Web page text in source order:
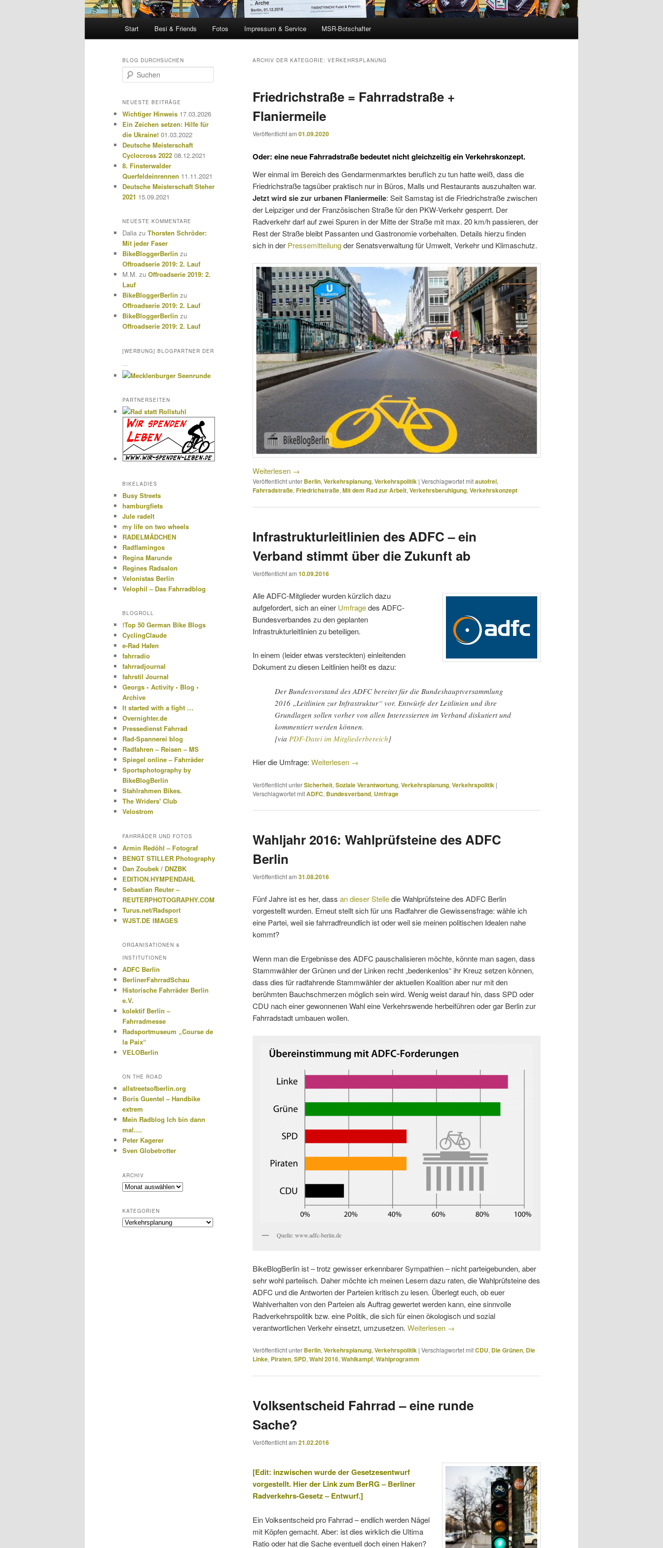
Start Besi & Friends Fotos Impressum & Service MSR-Botschafter
ARCHIV DER KATEGORIE: VERKEHRSPLANUNG
Friedrichstraße = Fahrradstraße +
Flaniermeile
Veröffentlicht am 01.09.2020
Oder: eine neue Fahrradstraße bedeutet nicht gleichzeitig ein Verkehrskonzept.
Wer einmal im Bereich des Gendarmenmarktes beruflich zu tun hatte weiß, dass die
Friedrichstraße tagsüber praktisch nur in Büros, Malls und Restaurants auszuhalten war.
Jetzt wird sie zur urbanen Flaniermeile: Seit Samstag ist die Friedrichstraße zwischen
der Leipziger und der Französischen Straße für den PKW-Verkehr gesperrt. Der
Radverkehr darf auf zwei Spuren in der Mitte der Straße mit max. 20 km/h passieren, der
Rest der Straße bleibt Passanten und Gastronomie vorbehalten. Details hierzu finden
sich in der Pressemitteilungder Senatsverwaltung für Umwelt, Verkehr und Klimaschutz.
Weiterlesen →
Veröffentlicht unter Berlin, Verkehrsplanung, Verkehrspolitik | Verschlagwortet mitautofrei,
Fahrradstraße, Friedrichstraße, Mit dem Rad zur Arbeit, Verkehrsberuhigung, Verkehrskonzept
Infrastrukturleitlinien des ADFC – ein
Verband stimmt über die Zukunft ab
Veröffentlicht am 10.09.2016
Alle ADFC-Mitglieder wurden kürzlich dazu
aufgefordert, sich an einer Umfragedes ADFC-
Bundesverbandes zu den geplanten
Infrastrukturleitlinien zu beteiligen.
In einem (leider etwas versteckten) einleitenden
Dokument zu diesen Leitlinien heißt es dazu:
Der Bundesvorstand des ADFC bereitet für die Bundeshauptversammlung
2016 „Leitlinien zur Infrastruktur“ vor. Entwürfe der Leitlinien und ihre
Grundlagen sollen vorher von allen Interessierten im Verband diskutiert und
kommentiert werden können.
[via PDF-Datei im Mitgliederbereich]
Hier die Umfrage: Weiterlesen →
Veröffentlicht unterSicherheit, Soziale Verantwortung, Verkehrsplanung, Verkehrspolitik |
Verschlagwortet mitADFC, Bundesverband, Umfrage
Wahljahr 2016: Wahlprüfsteine des ADFC
Berlin
Veröffentlicht am 31.08.2016
Fünf Jahre ist es her, dass an dieser Stelledie Wahlprüfsteine des ADFC Berlin
vorgestellt wurden. Erneut stellt sich für uns Radfahrer die Gewissensfrage: wähle ich
eine Partei, weil sie fahrradfreundlich ist oder weil sie meinen politischen Idealen nahe
kommt?
Wenn man die Ergebnisse des ADFC pauschalisieren möchte, könnte man sagen, dass
Stammwähler der Grünen und der Linken recht „bedenkenlos“ ihr Kreuz setzen können,
dass dies für radfahrende Stammwähler der aktuellen Koalition aber nur mit den
berühmten Bauchschmerzen möglich sein wird. Wenig weist darauf hin, dass SPD oder
CDU nach einer gewonnenen Wahl eine Verkehrswende herbeiführen oder gar Berlin zur
Fahrradstadt umbauen wollen.
Quelle: www.adfc-berlin.de
BikeBlogBerlin ist – trotz gewisser erkennbarer Sympathien – nicht parteigebunden, aber
sehr wohl parteiisch. Daher möchte ich meinen Lesern dazu raten, die Wahlprüfsteine des
ADFC und die Antworten der Parteien kritisch zu lesen. Überlegt euch, ob euer
Wahlverhalten von den Parteien als Auftrag gewertet werden kann, eine sinnvolle
Radverkehrspolitik bzw. eine Politik, die sich für einen ökologisch und sozial
verantwortlichen Verkehr einsetzt, umzusetzen. Weiterlesen →
Veröffentlicht unter Berlin, Verkehrsplanung, Verkehrspolitik | Verschlagwortet mitCDU, Die Grünen, Die
Linke, Piraten, SPD, Wahl 2016, Wahlkampf, Wahlprogramm
Volksentscheid Fahrrad – eine runde
Sache?
Veröffentlicht am 21.02.2016
[Edit: inzwischen wurde der Gesetzesentwurf
vorgestellt. Hier der Link zum BerRG – Berliner
Radverkehrs-Gesetz – Entwurf.]
Ein Volksentscheid pro Fahrrad – endlich werden Nägel
mit Köpfen gemacht. Aber: ist dies wirklich die Ultima
Ratio oder hat die Sache eventuell doch einen Haken?
BLOG DURCHSUCHEN
u
h
n
NEUESTE BEITRÄGE
Wichtiger Hinweis 17.03.2026
Ein Zeichen setzen: Hilfe für
die Ukraine! 01.03.2022
Deutsche Meisterschaft
Cyclocross 2022 08.12.2021
8. Finsterwalder
Querfeldeinrennen 11.11.2021
Deutsche Meisterschaft Steher
2021 15.09.2021
NEUESTE KOMMENTARE
Dalia zu Thorsten Schröder:
Mit jeder Faser
BikeBloggerBerlin zu
Offroadserie 2019: 2. Lauf
M.M. zu Offroadserie 2019: 2.
Lauf
BikeBloggerBerlin zu
Offroadserie 2019: 2. Lauf
BikeBloggerBerlin zu
Offroadserie 2019: 2. Lauf
[WERBUNG] BLOGPARTNER DER
PARTNERSEITEN
BIKELADIES
Busy Streets
hamburgfiets
Jule radelt
my life on two wheels
RADELMÄDCHEN
Radflamingos
Regina Marunde
Regines Radsalon
Velonistas Berlin
Velophil – Das Fahrradblog
BLOGROLL
!Top 50 German Bike Blogs
CyclingClaude
e-Rad Hafen
fahrradio
fahrradjournal
fahrstil Journal
Georgs • Activity • Blog •
Archive
It started with a fight …
Overnighter.de
Pressedienst Fahrrad
Rad-Spannerei blog
Radfahren – Reisen – MS
Spiegel online – Fahrräder
Sportsphotography by
BikeBlogBerlin
Stahlrahmen Bikes.
The Wriders' Club
Velostrom
FAHRRÄDER UND FOTOS
Armin Redöhl – Fotograf
BENGT STILLER Photography
Dan Zoubek / DNZBK
EDITION.HYMPENDAHL
Sebastian Reuter –
REUTERPHOTOGRAPHY.COM
Turus.net/Radsport
WJST.DE IMAGES
ORGANISATIONEN &
INSTITUTIONEN
ADFC Berlin
BerlinerFahrradSchau
Historische Fahrräder Berlin
e.V.
kolektif Berlin –
Fahrradmesse
Radsportmuseum „Course de
la Paix“
VELOBerlin
ON THE ROAD
allstreetsofberlin.org
Boris Guentel – Handbike
extrem
Mein Radblog Ich bin dann
mal….
Peter Kagerer
Sven Globetrotter
ARCHIV
Archiv
KATEGORIEN
Kategorien